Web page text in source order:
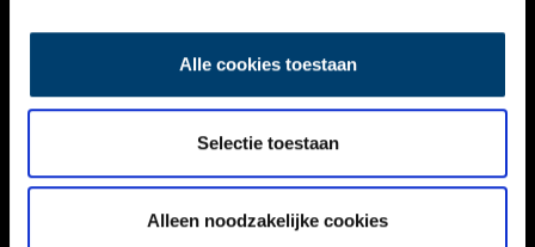
Alle cookies toestaan
Selectie toestaan
Alleen noodzakelijke cookies
TOEGANKELIJKHEID
Volg ONH op social media